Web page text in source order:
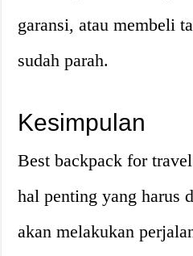
garansi, atau membeli
sudah parah.
Kesimpulan
Best backpack for
hal penting yang harus
akan melakukan